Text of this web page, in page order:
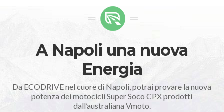
A Napoli una nuova
Energia
Da ECODRIVE nel cuore di Napoli, potrai provare la nuova
potenza dei motocicli Super Soco CPX prodotti
dall’australiana Vmoto.